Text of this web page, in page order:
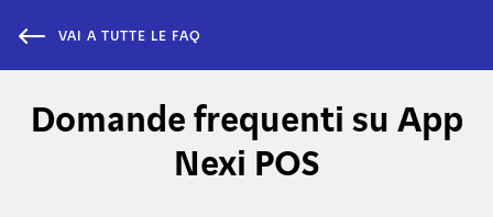
VAI A TUTTE LE FAQ
Domande frequenti su App
Nexi POS